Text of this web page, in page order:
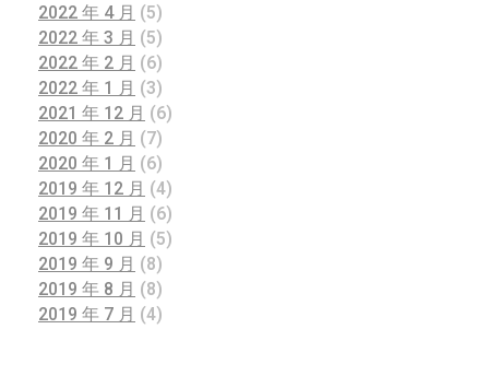
2022 年 4 月 (5)
2022 年 3 月 (5)
2022 年 2 月 (6)
2022 年 1 月 (3)
2021 年 12 月 (6)
2020 年 2 月 (7)
2020 年 1 月 (6)
2019 年 12 月 (4)
2019 年 11 月 (6)
2019 年 10 月 (5)
2019 年 9 月 (8)
2019 年 8 月 (8)
2019 年 7 月 (4)